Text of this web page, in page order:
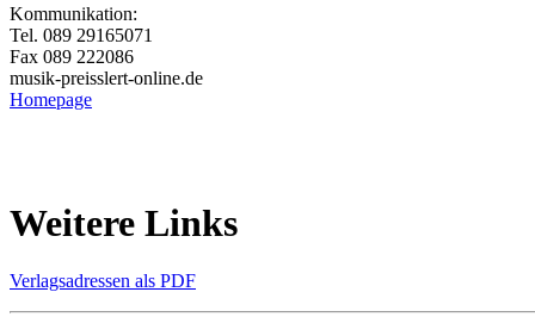
Kommunikation:
Tel. 089 29165071
Fax 089 222086
musik-preisslert-online.de
Homepage
Weitere Links
Verlagsadressen als PDF